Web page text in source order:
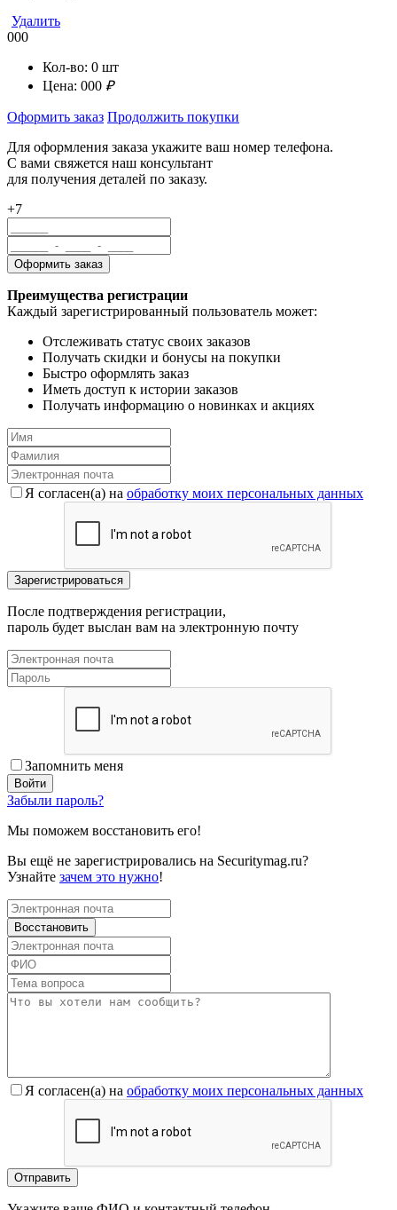
Удалить
000
Кол-во: 0 шт
Цена: 000 ₽
Оформить заказ Продолжить покупки
Для оформления заказа укажите ваш номер телефона.
С вами свяжется наш консультант
для получения деталей по заказу.
+7
Преимущества регистрации
Каждый зарегистрированный пользователь может:
Отслеживать статус своих заказов
Получать скидки и бонусы на покупки
Быстро оформлять заказ
Иметь доступ к истории заказов
Получать информацию о новинках и акциях
Я согласен(a) на обработку моих персональных данных
После подтверждения регистрации,
пароль будет выслан вам на электронную почту
Запомнить меня
Забыли пароль?
Мы поможем восстановить его!
Вы ещё не зарегистрировались на Securitymag.ru?
Узнайте зачем это нужно!
Я согласен(a) на обработку моих персональных данных